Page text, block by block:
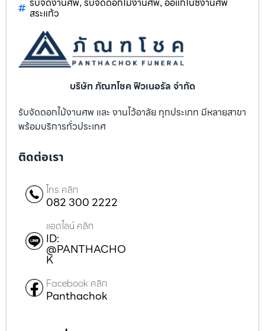
, ,
สระแก้ว
บริษัท ภัณฑโชค ฟิวเนอรัล จำกัด
รับจัดดอกไม้งานศพ และ งานไว้อาลัย ทุกประเภท มีหลายสาขา
พร้อมบริการทั่วประเทศ
ติดต่อเรา
โทร คลิก
082 300 2222
แอดไลน์ คลิก
ID:
@PANTHACHO
K
Facebook คลิก
Panthachok